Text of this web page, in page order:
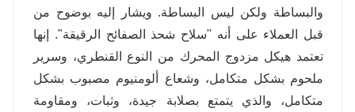
والبساطة ولكن ليس البساطة. ويشار إليه بوضوح من
قبل العملاء على أنه "سلاح شحذ الصفائح الرقيقة". إنها
تعتمد هيكل مزدوج المحرك من النوع القنطري، وسرير
ملحوم بشكل متكامل، وشعاع ألومنيوم مصبوب بشكل
متكامل، والذي يتمتع بصلابة جيدة، وثبات، ومقاومة